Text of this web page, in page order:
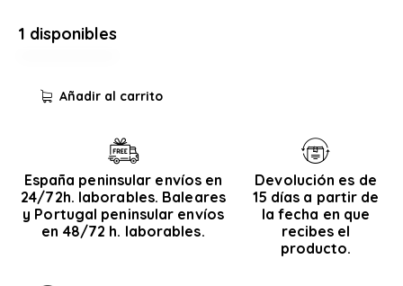
1 disponibles
Añadir al carrito
España peninsular envíos en
24/72h. laborables. Baleares
y Portugal peninsular envíos
en 48/72 h. laborables.
Devolución es de
15 días a partir de
la fecha en que
recibes el
producto.